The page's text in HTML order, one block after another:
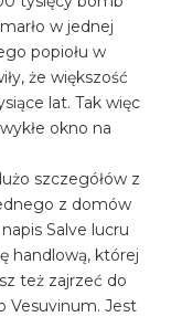
w jednej
popiołu w
że większość
lat. Tak więc
okno na
szczegółów z
z domów
Salve lucru
handlową, której
też zajrzeć do
Vesuvinum. Jest